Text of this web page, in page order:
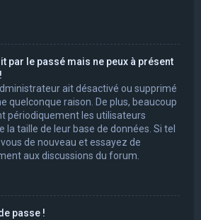
par le passé mais ne peux à présent
ait désactivé ou supprimé
quelconque raison. De plus, beaucoup
périodiquement les utilisateurs
taille de leur base de données. Si tel
de nouveau et essayez de
aux discussions du forum.
passe !